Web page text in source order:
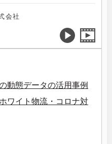
会社
動態データの活用事例
ワイト物流・コロナ対